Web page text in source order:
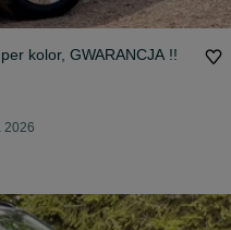
kolor, GWARANCJA !!
2026